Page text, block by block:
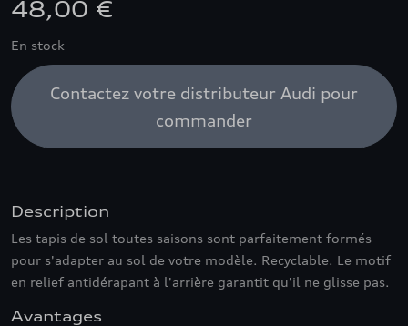
48,00 €
En stock
Contactez votre distributeur Audi pour
commander
Description
Les tapis de sol toutes saisons sont parfaitement formés
pour s'adapter au sol de votre modèle. Recyclable. Le motif
en relief antidérapant à l'arrière garantit qu'il ne glisse pas.
Avantages